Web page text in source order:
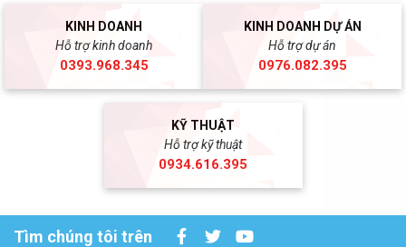
KINH DOANH
Hỗ trợ kinh doanh
0393.968.345
KINH DOANH DỰ ÁN
Hỗ trợ dự án
0976.082.395
KỸ THUẬT
Hỗ trợ kỹ thuật
0934.616.395
Tìm chúng tôi trên